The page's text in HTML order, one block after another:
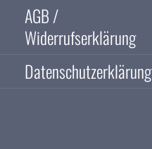
AGB /
Widerrufserklärung
Datenschutzerklärung